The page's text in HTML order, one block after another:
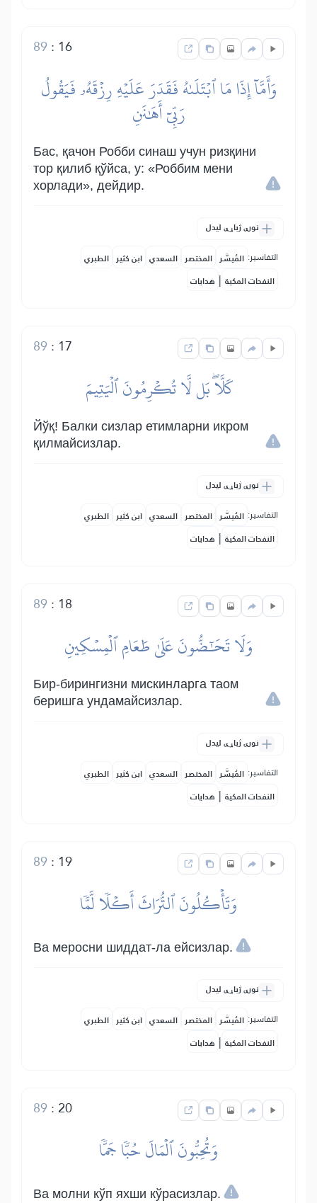
16
:
89
وَأَمَّآ إِذَا مَا ٱبۡتَلَىٰهُ فَقَدَرَ عَلَيۡهِ رِزۡقَهُۥ فَيَقُولُ
رَبِّيٓ أَهَٰنَنِ
Бас, қачон Робби синаш учун ризқини
тор қилиб қўйса, у: «Роббим мени
хорлади», дейдир.
نورې ژباړې لیدل
التفاسير: المُيسَّر المختصر السعدي ابن كثير الطبري
النفحات المكية | هدايات
17
:
89
كَلَّاۖ بَل لَّا تُكۡرِمُونَ ٱلۡيَتِيمَ
Йўқ! Балки сизлар етимларни икром
қилмайсизлар.
نورې ژباړې لیدل
التفاسير: المُيسَّر المختصر السعدي ابن كثير الطبري
النفحات المكية | هدايات
18
:
89
وَلَا تَحَٰٓضُّونَ عَلَىٰ طَعَامِ ٱلۡمِسۡكِينِ
Бир-бирингизни мискинларга таом
беришга ундамайсизлар.
نورې ژباړې لیدل
التفاسير: المُيسَّر المختصر السعدي ابن كثير الطبري
النفحات المكية | هدايات
19
:
89
وَتَأۡكُلُونَ ٱلتُّرَاثَ أَكۡلٗا لَّمّٗا
Ва меросни шиддат-ла ейсизлар.
نورې ژباړې لیدل
التفاسير: المُيسَّر المختصر السعدي ابن كثير الطبري
النفحات المكية | هدايات
20
:
89
وَتُحِبُّونَ ٱلۡمَالَ حُبّٗا جَمّٗا
Ва молни кўп яхши кўрасизлар.